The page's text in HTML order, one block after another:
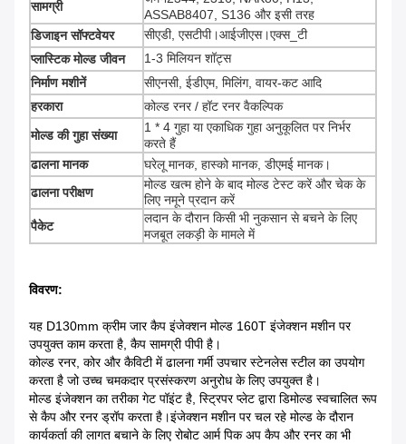
सामग्री
ASSAB8407, S136 और इसी तरह
डिजाइन सॉफ्टवेयर
सीएडी, एसटीपी।आईजीएस।एक्स_टी
प्लास्टिक मोल्ड जीवन
1-3 मिलियन शॉट्स
निर्माण मशीनें
सीएनसी, ईडीएम, मिलिंग, वायर-कट आदि
हरकारा
कोल्ड रनर / हॉट रनर वैकल्पिक
मोल्ड की गुहा संख्या
1 * 4 गुहा या एकाधिक गुहा अनुकूलित पर निर्भर
करते हैं
ढालना मानक
घरेलू मानक, हास्को मानक, डीएमई मानक।
ढालना परीक्षण
मोल्ड खत्म होने के बाद मोल्ड टेस्ट करें और चेक के
लिए नमूने प्रदान करें
पैकेट
लदान के दौरान किसी भी नुकसान से बचने के लिए
मजबूत लकड़ी के मामले में
विवरण:
यह D130mm क्रीम जार कैप इंजेक्शन मोल्ड 160T इंजेक्शन मशीन पर
उपयुक्त काम करता है, कैप सामग्री पीपी है।
कोल्ड रनर, कोर और कैविटी में ढालना गर्मी उपचार स्टेनलेस स्टील का उपयोग
करता है जो उच्च चमकदार प्रसंस्करण अनुरोध के लिए उपयुक्त है।
मोल्ड इंजेक्शन का तरीका गेट पॉइंट है, स्ट्रिपर प्लेट द्वारा डिमोल्ड स्वचालित रूप
से कैप और रनर ड्रॉप करता है।इंजेक्शन मशीन पर चल रहे मोल्ड के दौरान
कार्यकर्ता की लागत बचाने के लिए रोबोट आर्म पिक अप कैप और रनर का भी